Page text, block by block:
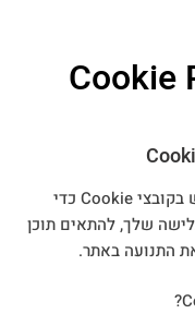
Cookie
האתר שלנו משתמש בקובצי Cookie כדי
שלך, להתאים תוכן
התנועה באתר.